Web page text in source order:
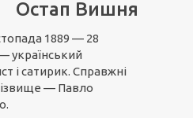
Остап Вишня
1889 — 28
український
і сатирик. Справжні
— Павло